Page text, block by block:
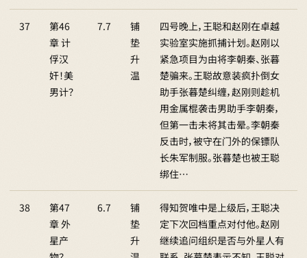
37
第46
章 计
俘汉
奸！美
男计？
7.7
铺
垫
升
温
四号晚上，王聪和赵刚在卓越
实验室实施抓捕计划。赵刚以
紧急项目为由将李朝秦、张暮
楚骗来。王聪故意装疯扑倒女
助手张暮楚纠缠，赵刚则趁机
用金属棍袭击男助手李朝秦，
但第一击未将其击晕。李朝秦
反击时，被守在门外的保镖队
长朱军制服。张暮楚也被王聪
绑住…
38
第47
章 外
星产
6.7
铺
垫
升
得知贺唯中是上级后，王聪决
定下次回档重点对付他。赵刚
继续追问组织是否与外星人有